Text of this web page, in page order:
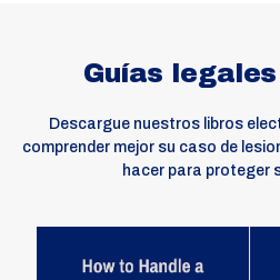
Guías
Descargue nuestros libros
comprender mejor su caso de
hacer para proteger